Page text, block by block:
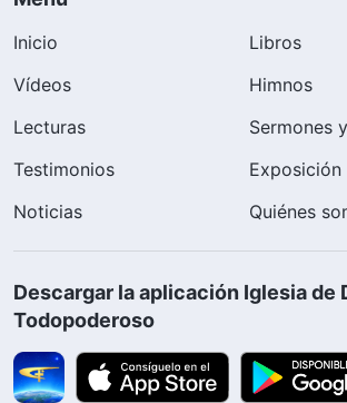
Inicio
Libros
Vídeos
Himnos
Lecturas
Sermones
Testimonios
Exposición
Noticias
Quiénes
Descargar la aplicación Iglesia de
Todopoderoso